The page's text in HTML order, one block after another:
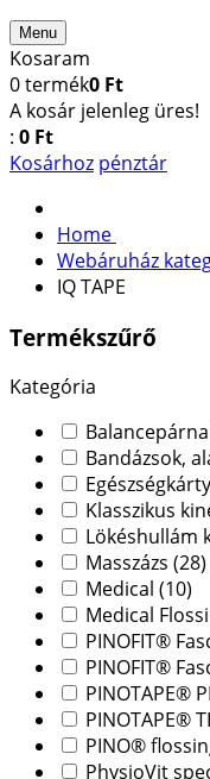
Menu
Kosaram
0termék0 Ft
A kosár jelenleg üres!
: 0 Ft
Kosárhoz pénztár
Home
Webáruház
IQ TAPE
Termékszűrő
Kategória
Balancepárna
Bandázsok,
Klasszikus
Lökéshullám
Masszázs (28)
Medical (10)
Medical
PINOFIT®
PINOFIT®
PINOTAPE®
PINOTAPE®
PINO®
PhysioVit